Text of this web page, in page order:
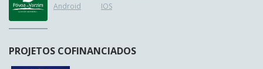
Android IOS
PROJETOS COFINANCIADOS